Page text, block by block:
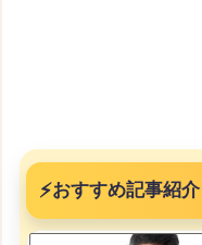
⚡おすすめ記事紹介